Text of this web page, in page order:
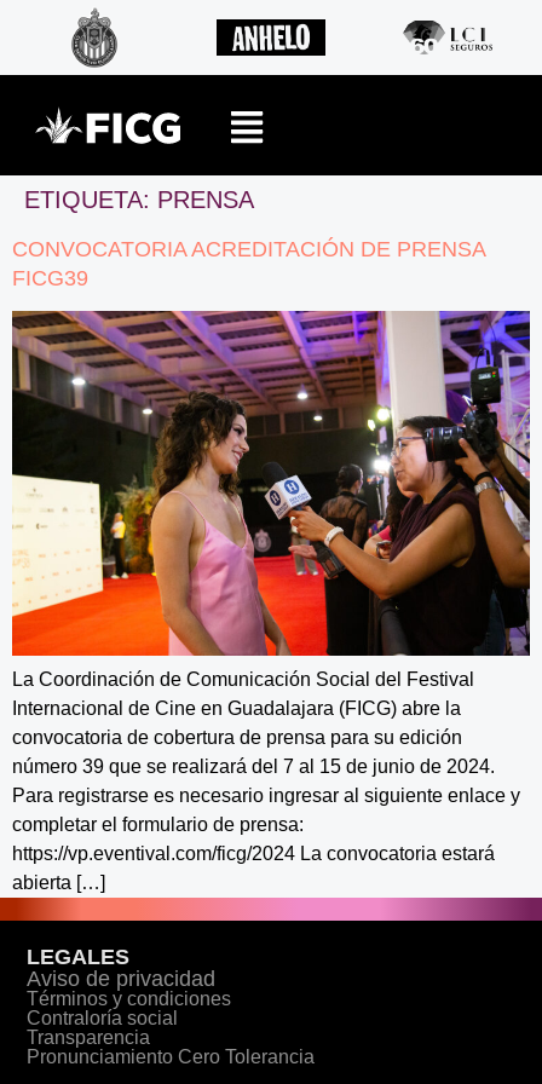
ETIQUETA: PRENSA
CONVOCATORIA ACREDITACIÓN DE PRENSA
FICG39
La Coordinación de Comunicación Social del Festival
Internacional de Cine en Guadalajara (FICG) abre la
convocatoria de cobertura de prensa para su edición
número 39 que se realizará del 7 al 15 de junio de 2024.
Para registrarse es necesario ingresar al siguiente enlace y
completar el formulario de prensa:
https://vp.eventival.com/ficg/2024 La convocatoria estará
abierta […]
LEGALES
Aviso de privacidad
Términos y condiciones
Contraloría social
Transparencia
Pronunciamiento Cero Tolerancia